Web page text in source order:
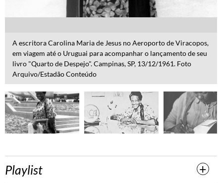
A escritora Carolina Maria de Jesus no Aeroporto de Viracopos,
em viagem até o Uruguai para acompanhar o lançamento de seu
livro "Quarto de Despejo". Campinas, SP, 13/12/1961. Foto
Arquivo/Estadão Conteúdo
Playlist